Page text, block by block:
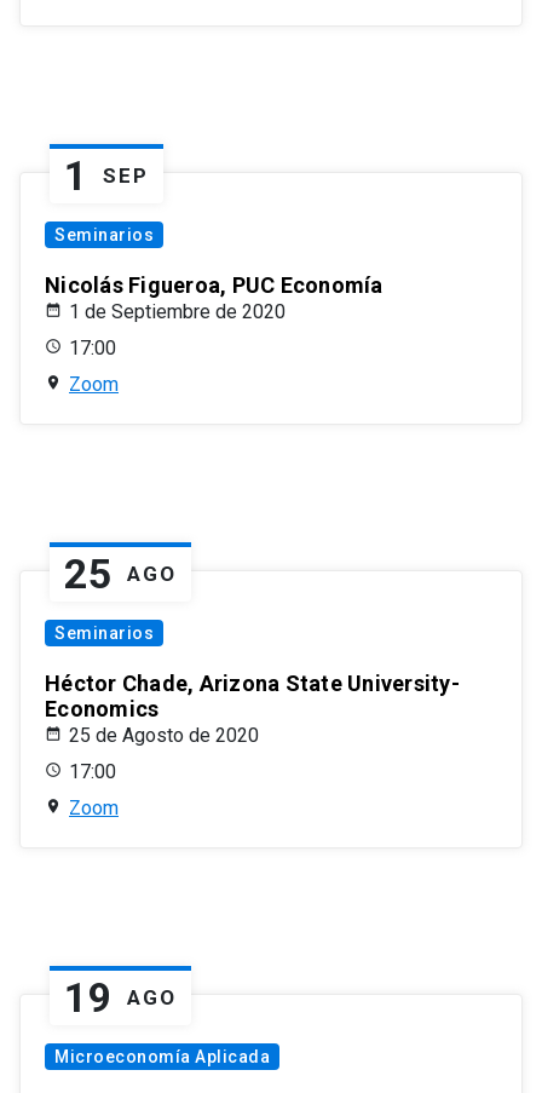
1 SEP
Seminarios
Nicolás Figueroa, PUC Economía
1 de Septiembre de 2020
17:00
Zoom
25 AGO
Seminarios
Héctor Chade, Arizona State University-
Economics
25 de Agosto de 2020
17:00
Zoom
19 AGO
Microeconomía Aplicada